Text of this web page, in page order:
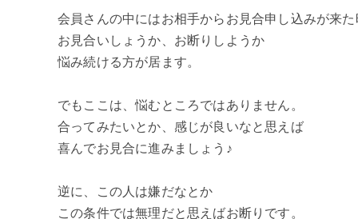
会員さんの中にはお相手からお見合申し込みが来た
お見合いしょうか、お断りしようか
悩み続ける方が居ます。
でもここは、悩むところではありません。
合ってみたいとか、感じが良いなと思えば
喜んでお見合に進みましょう♪
逆に、この人は嫌だなとか
この条件では無理だと思えばお断りです。